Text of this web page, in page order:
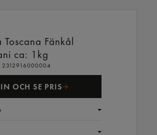
Toscana Fänkål
ca: 1kg
2312916000004
OCH SE PRIS